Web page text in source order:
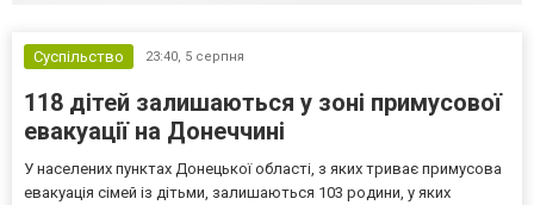
Суспільство 23:40, 5 серпня
118 дітей залишаються у зоні примусової
евакуації на Донеччині
У населених пунктах Донецької області, з яких триває примусова
евакуація сімей із дітьми, залишаються 103 родини, у яких